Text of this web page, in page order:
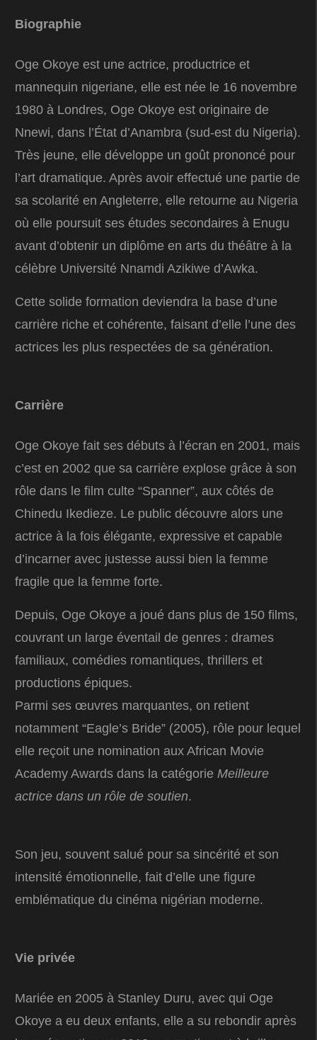
Biographie
Oge Okoye est une actrice, productrice et
mannequin nigeriane, elle est née le 16 novembre
1980 à Londres, Oge Okoye est originaire de
Nnewi, dans l’État d’Anambra (sud-est du Nigeria).
Très jeune, elle développe un goût prononcé pour
l’art dramatique. Après avoir effectué une partie de
sa scolarité en Angleterre, elle retourne au Nigeria
où elle poursuit ses études secondaires à Enugu
avant d’obtenir un diplôme en arts du théâtre à la
célèbre Université Nnamdi Azikiwe d’Awka.
Cette solide formation deviendra la base d’une
carrière riche et cohérente, faisant d’elle l’une des
actrices les plus respectées de sa génération.
Carrière
Oge Okoye fait ses débuts à l’écran en 2001, mais
c’est en 2002 que sa carrière explose grâce à son
rôle dans le film culte “Spanner”, aux côtés de
Chinedu Ikedieze. Le public découvre alors une
actrice à la fois élégante, expressive et capable
d’incarner avec justesse aussi bien la femme
fragile que la femme forte.
Depuis, Oge Okoye a joué dans plus de 150 films,
couvrant un large éventail de genres : drames
familiaux, comédies romantiques, thrillers et
productions épiques.
Parmi ses œuvres marquantes, on retient
notamment “Eagle’s Bride” (2005), rôle pour lequel
elle reçoit une nomination aux African Movie
Academy Awards dans la catégorie Meilleure
actrice dans un rôle de soutien.
Son jeu, souvent salué pour sa sincérité et son
intensité émotionnelle, fait d’elle une figure
emblématique du cinéma nigérian moderne.
Vie privée
Mariée en 2005 à Stanley Duru, avec qui Oge
Okoye a eu deux enfants, elle a su rebondir après